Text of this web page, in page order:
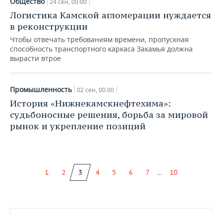
24 сен, 00:00
Логистика Камской агломерации нуждается
в реконструкции
Чтобы отвечать требованиям времени, пропускная
способность транспортного каркаса Закамья должна
вырасти втрое
Промышленность 02 сен, 00:00
История «Нижнекамскнефтехима»:
судьбоносные решения, борьба за мировой
рынок и укрепление позиций
1 2 3 4 5 6 7 ... 10